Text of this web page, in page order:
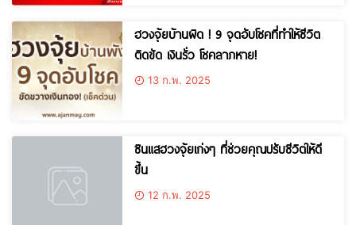
ฮวงจุ้ยบ้านผิด ! 9 จุดอับโชคที่ทำให้ชีวิต
ติดขัด เงินรั่ว โชคลาภหาย!
13 ก.พ. 2025
ซินแสฮวงจุ้ยเก่งๆ ที่ช่วยคุณปรับชีวิตให้ดี
ขึ้น
12 ก.พ. 2025